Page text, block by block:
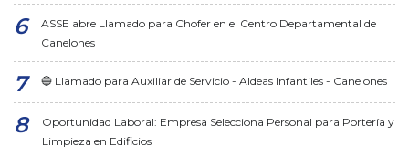
ASSE abre Llamado para Chofer en el Centro Departamental de
Canelones
🔵 Llamado para Auxiliar de Servicio - Aldeas Infantiles - Canelones
Oportunidad Laboral: Empresa Selecciona Personal para Portería y
Limpieza en Edificios